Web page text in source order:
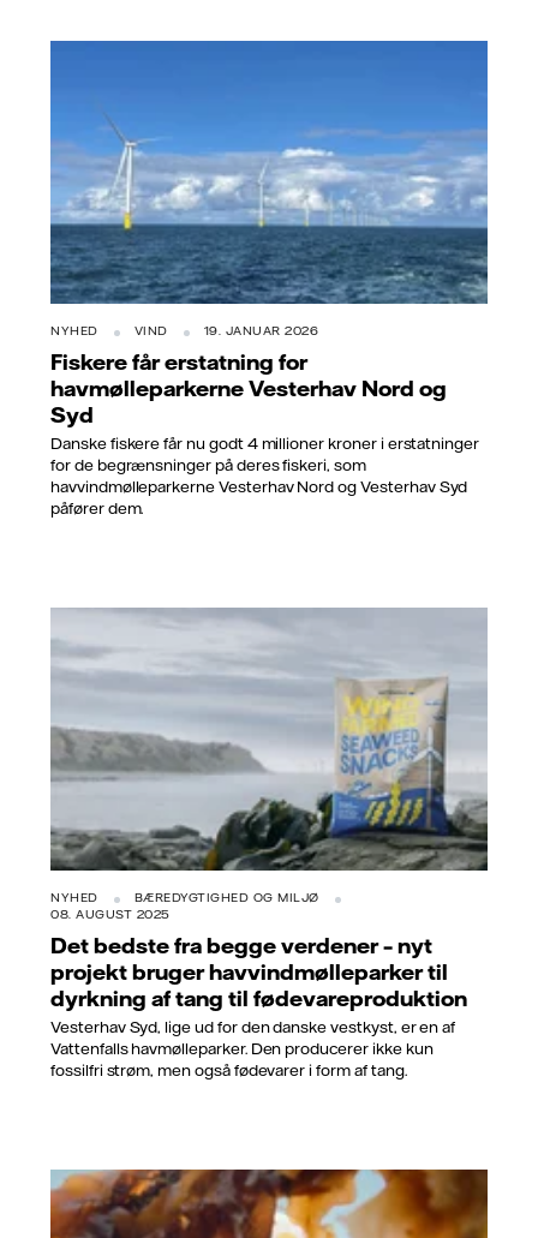
NYHED VIND 19. JANUAR 2026
Fiskere får erstatning for
havmølleparkerne Vesterhav Nord og
Syd
Danske fiskere får nu godt 4 millioner kroner i erstatninger
for de begrænsninger på deres fiskeri, som
havvindmølleparkerne Vesterhav Nord og Vesterhav Syd
påfører dem.
NYHED
BÆREDYGTIGHED OG MILJØ
08. AUGUST 2025
Det bedste fra begge verdener – nyt
projekt bruger havvindmølleparker til
dyrkning af tang til fødevareproduktion
Vesterhav Syd, lige ud for den danske vestkyst, er en af
Vattenfalls havmølleparker. Den producerer ikke kun
fossilfri strøm, men også fødevarer i form af tang.